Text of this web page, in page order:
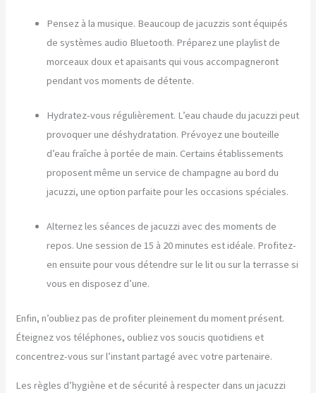
Pensez à la musique. Beaucoup de jacuzzis sont équipés
de systèmes audio Bluetooth. Préparez une playlist de
morceaux doux et apaisants qui vous accompagneront
pendant vos moments de détente.
Hydratez-vous régulièrement. L’eau chaude du jacuzzi peut
provoquer une déshydratation. Prévoyez une bouteille
d’eau fraîche à portée de main. Certains établissements
proposent même un service de champagne au bord du
jacuzzi, une option parfaite pour les occasions spéciales.
Alternez les séances de jacuzzi avec des moments de
repos. Une session de 15 à 20 minutes est idéale. Profitez-
en ensuite pour vous détendre sur le lit ou sur la terrasse si
vous en disposez d’une.
Enfin, n’oubliez pas de profiter pleinement du moment présent.
Éteignez vos téléphones, oubliez vos soucis quotidiens et
concentrez-vous sur l’instant partagé avec votre partenaire.
Les règles d’hygiène et de sécurité à respecter dans un jacuzzi